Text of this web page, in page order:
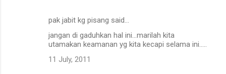
pak jabit kg pisang said…
jangan di gaduhkan hal ini...marilah kita
utamakan keamanan yg kita kecapi selama ini.....
11 July, 2011